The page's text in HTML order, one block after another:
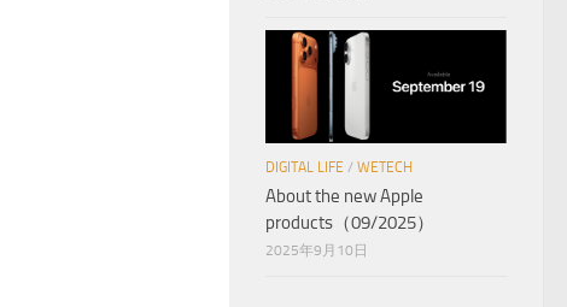
DIGITAL LIFE / WETECH
About the new Apple
products（09/2025）
2025年9月10日